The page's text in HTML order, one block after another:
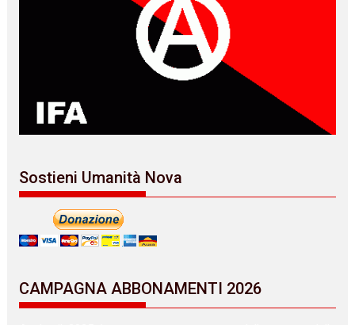
Sostieni Umanità Nova
CAMPAGNA ABBONAMENTI 2026